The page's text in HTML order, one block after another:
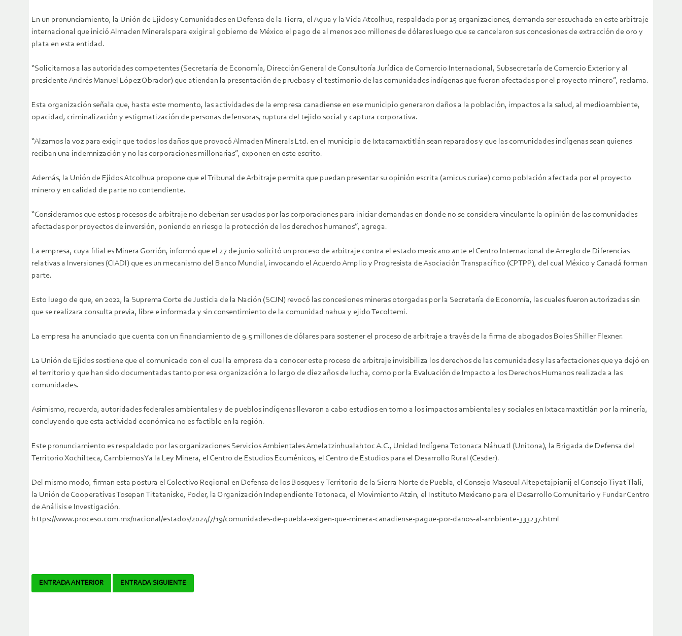
En un pronunciamiento, la Unión de Ejidos y Comunidades en Defensa de la Tierra, el Agua y la Vida Atcolhua, respaldada por 15 organizaciones, demanda ser escuchada en este arbitraje
internacional que inició Almaden Minerals para exigir al gobierno de México el pago de al menos 200 millones de dólares luego que se cancelaron sus concesiones de extracción de oro y
plata en esta entidad.
“Solicitamos a las autoridades competentes (Secretaría de Economía, Dirección General de Consultoría Jurídica de Comercio Internacional, Subsecretaría de Comercio Exterior y al
presidente Andrés Manuel López Obrador) que atiendan la presentación de pruebas y el testimonio de las comunidades indígenas que fueron afectadas por el proyecto minero”, reclama.
Esta organización señala que, hasta este momento, las actividades de la empresa canadiense en ese municipio generaron daños a la población, impactos a la salud, al medioambiente,
opacidad, criminalización y estigmatización de personas defensoras, ruptura del tejido social y captura corporativa.
“Alzamos la voz para exigir que todos los daños que provocó Almaden Minerals Ltd. en el municipio de Ixtacamaxtitlán sean reparados y que las comunidades indígenas sean quienes
reciban una indemnización y no las corporaciones millonarias”, exponen en este escrito.
Además, la Unión de Ejidos Atcolhua propone que el Tribunal de Arbitraje permita que puedan presentar su opinión escrita (amicus curiae) como población afectada por el proyecto
minero y en calidad de parte no contendiente.
“Consideramos que estos procesos de arbitraje no deberían ser usados por las corporaciones para iniciar demandas en donde no se considera vinculante la opinión de las comunidades
afectadas por proyectos de inversión, poniendo en riesgo la protección de los derechos humanos”, agrega.
La empresa, cuya filial es Minera Gorrión, informó que el 27 de junio solicitó un proceso de arbitraje contra el estado mexicano ante el Centro Internacional de Arreglo de Diferencias
relativas a Inversiones (CIADI) que es un mecanismo del Banco Mundial, invocando el Acuerdo Amplio y Progresista de Asociación Transpacífico (CPTPP), del cual México y Canadá forman
parte.
Esto luego de que, en 2022, la Suprema Corte de Justicia de la Nación (SCJN) revocó las concesiones mineras otorgadas por la Secretaría de Economía, las cuales fueron autorizadas sin
que se realizara consulta previa, libre e informada y sin consentimiento de la comunidad nahua y ejido Tecoltemi.
La empresa ha anunciado que cuenta con un financiamiento de 9.5 millones de dólares para sostener el proceso de arbitraje a través de la firma de abogados Boies Shiller Flexner.
La Unión de Ejidos sostiene que el comunicado con el cual la empresa da a conocer este proceso de arbitraje invisibiliza los derechos de las comunidades y las afectaciones que ya dejó en
el territorio y que han sido documentadas tanto por esa organización a lo largo de diez años de lucha, como por la Evaluación de Impacto a los Derechos Humanos realizada a las
comunidades.
Asimismo, recuerda, autoridades federales ambientales y de pueblos indígenas llevaron a cabo estudios en torno a los impactos ambientales y sociales en Ixtacamaxtitlán por la minería,
concluyendo que esta actividad económica no es factible en la región.
Este pronunciamiento es respaldado por las organizaciones Servicios Ambientales Amelatzinhualahtoc A.C., Unidad Indígena Totonaca Náhuatl (Unitona), la Brigada de Defensa del
Territorio Xochilteca, Cambiemos Ya la Ley Minera, el Centro de Estudios Ecuménicos, el Centro de Estudios para el Desarrollo Rural (Cesder).
Del mismo modo, firman esta postura el Colectivo Regional en Defensa de los Bosques y Territorio de la Sierra Norte de Puebla, el Consejo Maseual Altepetajpianij el Consejo Tiyat Tlali,
la Unión de Cooperativas Tosepan Titataniske, Poder, la Organización Independiente Totonaca, el Movimiento Atzin, el Instituto Mexicano para el Desarrollo Comunitario y Fundar Centro
de Análisis e Investigación.
https://www.proceso.com.mx/nacional/estados/2024/7/19/comunidades-de-puebla-exigen-que-minera-canadiense-pague-por-danos-al-ambiente-333237.html
Navegador
ENTRADA ANTERIOR ENTRADA SIGUIENTE